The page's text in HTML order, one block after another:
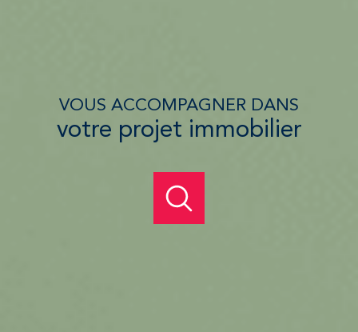
VOUS ACCOMPAGNER DANS
votre projet immobilier